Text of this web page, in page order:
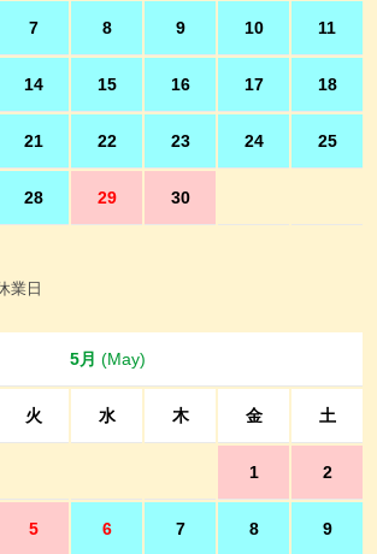
7 8 9 10 11
14 15 16 17 18
21 22 23 24 25
28 29 30
業日
5月 (May)
火 水 木 金 土
1 2
5 6 7 8 9